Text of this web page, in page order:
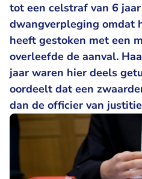
tot een celstraf van 6
dwangverpleging omdat
heeft gestoken met een
overleefde de aanval.
jaar waren hier deels
oordeelt dat een
dan de officier van